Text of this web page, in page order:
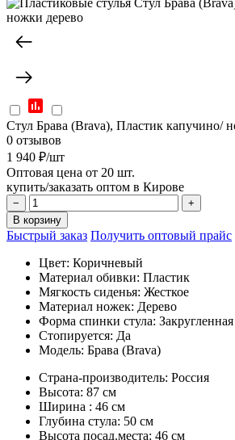
Стул Брава (Brava), Пластик капучино/
0 отзывов
1 940 ₽/шт
Оптовая цена от 20 шт.
купить/заказать оптом в Кирове
−
+
В корзину
Быстрый заказ Получить оптовый прайс
Цвет: Коричневый
Материал обивки: Пластик
Мягкость сиденья: Жесткое
Материал ножек: Дерево
Форма спинки стула: Закругленная
Стопируется: Да
Модель: Брава (Brava)
Страна-производитель: Россия
Высота: 87 см
Ширина : 46 см
Глубина стула: 50 см
Высота посад.места: 46 см